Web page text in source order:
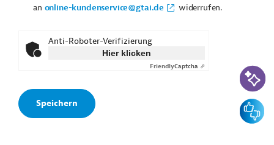
an online-kundenservice@gtai.de widerrufen.
Anti-Roboter-Verifizierung
Hier klicken
FriendlyCaptcha ⇗ KI-